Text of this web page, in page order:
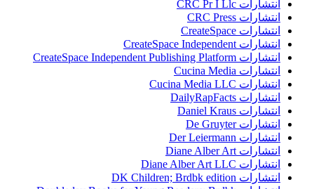
انتشارات CRC Pr I Llc
انتشارات CRC Press
انتشارات CreateSpace
انتشارات CreateSpace Independent
انتشارات CreateSpace Independent Publishing Platform
انتشارات Cucina Media
انتشارات Cucina Media LLC
انتشارات DailyRapFacts
انتشارات Daniel Kraus
انتشارات De Gruyter
انتشارات Der Leiermann
انتشارات Diane Alber Art
انتشارات Diane Alber Art LLC
انتشارات DK Children; Brdbk edition